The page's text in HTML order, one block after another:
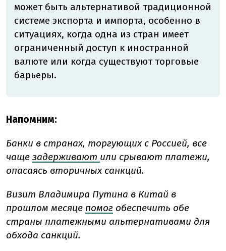
может быть альтернативой традиционной
системе экспорта и импорта, особенно в
ситуациях, когда одна из стран имеет
ограниченный доступ к иностранной
валюте или когда существуют торговые
барьеры.
Напомним:
Банки в странах, торгующих с Россией, все
чаще задерживают или срывают платежи,
опасаясь вторичных санкций.
Визит Владимира Путина в Китай в
прошлом месяце помог обеспечить обе
страны платежными альтернативами для
обхода санкций.